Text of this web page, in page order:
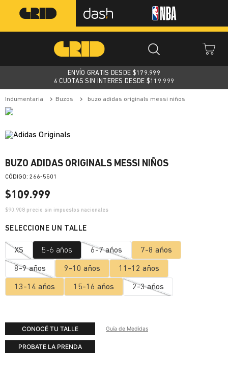
ENVÍO GRATIS DESDE $179.999
6 CUOTAS SIN INTERES DESDE $119.999
indumentaria buzos buzo adidas originals messi niños
BUZO ADIDAS ORIGINALS MESSI NIÑOS
: 266-5501
$109.999
$90.908 precio sin impuestos nacionales
XS 5-6 años 6-7 años 7-8 años
8-9 años 9-10 años 11-12 años
13-14 años 15-16 años 2-3 años
CONOCÉ TU TALLE Guía de Medidas
PROBATE LA PRENDA